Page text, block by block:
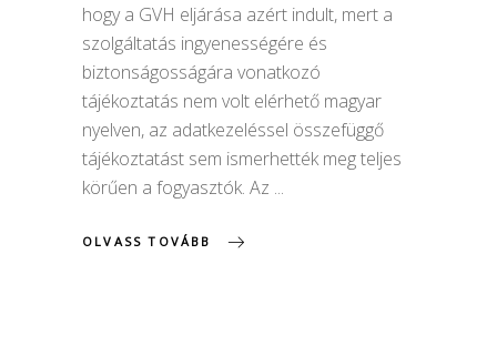
hogy a GVH eljárása azért indult, mert a
szolgáltatás ingyenességére és
biztonságosságára vonatkozó
tájékoztatás nem volt elérhető magyar
nyelven, az adatkezeléssel összefüggő
tájékoztatást sem ismerhették meg teljes
körűen a fogyasztók. Az
OLVASS TOVÁBB